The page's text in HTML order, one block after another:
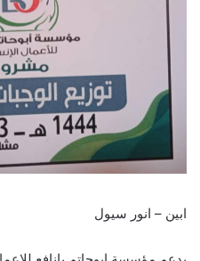
ابين – انور سيول